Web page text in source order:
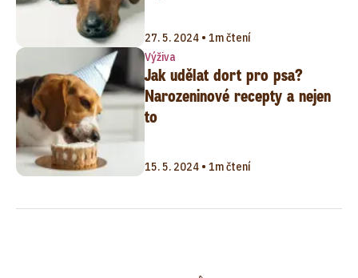
27. 5. 2024 • 1m čtení
Výživa
Jak udělat dort pro psa?
Narozeninové recepty a nejen
to
15. 5. 2024 • 1m čtení